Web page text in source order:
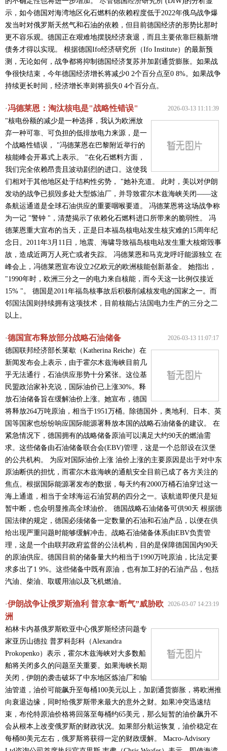
示，如今德国对海湾地区化石燃料的依赖程度低于2022年俄乌战争爆
发当时对俄罗斯天然气和石油的依赖，但目前德国经济的形势比那时
更不容乐观。德国正在艰难地摆脱经济衰退，而且主要依靠巨额新增
债务才得以实现。 根据德国Ifo经济研究所（Ifo Institute）的最新预
测，无论如何，战争都将抑制德国经济复苏并加剧通货膨胀。如果战
争很快结束，今年德国经济增长将减少0 2个百分点至0 8%。如果战争
持续更长时间，经济增长率则将损失0 4个百分点。
2026-03-13 11:11:39
·冯德莱恩：淘汰核电是"战略性错误"
"核电份额的减少是一种选择，我认为欧洲放
弃一种可靠、可负担的低排放电力来源，是一
个战略性错误， "冯德莱恩在巴黎附近举行的
核能峰会开幕式上表示。 "在化石燃料方面，
我们完全依赖昂贵且波动剧烈的进口。这使我
们相对于其他地区处于结构性劣势， "她补充道。 此时，美以对伊朗
发动的战争已损毁多处大型炼油厂，并导致霍尔木兹海峡关闭——这
条航运通道是全球石油供应的重要咽喉要道。 冯德莱恩将这场战争称
为一记 "警钟 "，清楚揭示了依赖化石燃料进口所带来的脆弱性。 冯
德莱恩重大宣布的当天，正是日本福岛核电站发生核灾难的15周年纪
念日。2011年3月11日，地震、海啸导致福岛核电站发生重大核熔毁事
故，造成近两万人死亡或者失踪。 冯德莱恩和马克龙呼吁能源独立 在
峰会上，冯德莱恩宣布设立2亿欧元的欧洲核能创新基金。 她指出，
"1990年时，欧洲三分之一的电力来自核能，而今天这一比例仅接近
15% "。 德国是2011年福岛核事故后积极削减核发电的国家之一。而
邻国法国则持续拥有这项技术，目前核能占法国电力生产的三分之二
以上。
2026-03-13 11:07:17
·德国宣布释放部分战略石油储备
德国联邦经济部长莱歇（Katherina Reiche）在
新闻发布会上表示，由于霍尔木兹海峡目前几
乎无法通行，石油供应形势十分紧张。这位基
民盟政治家补充说，国际油价已上涨30%。释
放石油储备旨在缓解油价上涨。她宣布，德国
将释放264万吨原油，相当于1951万桶。除德国外，奥地利、日本、英
国等国家也纷纷响应国际能源署释放本国的战略石油储备的建议。 在
紧急情况下，德国拥有的战略储备原油可以满足大约90天的燃油需
求。这些储备由石油储备联合会(EBV)管理，这是一个总部设在汉堡
的公共机构。 为应对国际油价上涨 油价上涨的主要原因是出于对中东
原油断供的担忧，而霍尔木兹海峡的通航安全目前已成了各方关注的
焦点。根据国际能源署发布的数据，每天约有2000万桶石油穿过这一
海上通道，相当于全球海运石油贸易的四分之一。该航道即便只是短
暂中断，也会明显推高全球油价。 德国战略石油储备可供90天 根据德
国法律的规定，德国必须储备一定数量的石油和石油产品，以便在供
给出现严重问题时能够缓解冲击。战略石油储备体系由EBV负责管
理，这是一个由联邦政府监督的公法机构，目的是保障德国国内90天
的原油供应。德国目前的储备量大约相当于1990万吨原油，比法定要
求多出了1 9%。这些储备中既有原油，也有加工好的石油产品，包括
汽油、柴油、取暖用油以及飞机燃油。
2026-03-07 14:23:19
·伊朗战争让俄罗斯渔利 普京拿“断气”威胁欧
洲
柏林卡内基俄罗斯欧亚中心俄罗斯经济问题专
家亚历山德拉 普罗科彭科（Alexandra
Prokopenko）表示，霍尔木兹海峡对大多数船
舶将关闭多久的问题至关重要。如果海峡长期
关闭，伊朗的袭击破坏了中东地区炼油厂和输
油管道，油价可能飙升至每桶100美元以上，加剧通货膨胀，将欧洲推
向衰退边缘，同时给俄罗斯带来最大的意外之财。如果冲突迅速结
束，布伦特原油价格将回落至每桶约65美元，那么短暂的油价飙升不
会从根本上改变俄罗斯的财政状况。如果部分航运恢复，油价稳定在
每桶80美元左右，俄罗斯将获得一定的财政缓解。 Macro-Advisory